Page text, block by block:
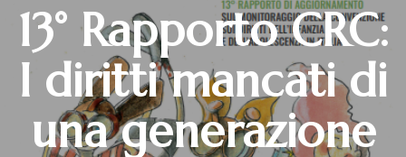
13° Rapporto CRC:
I diritti mancati di
una generazione